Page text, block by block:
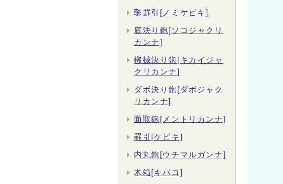
鑿罫引[ノミケビキ]
底決り鉋[ソコジャクリ
カンナ]
機械決り鉋[キカイジャ
クリカンナ]
ダボ決り鉋[ダボジャク
リカンナ]
面取鉋[メントリカンナ]
罫引[ケビキ]
内丸鉋[ウチマルガンナ]
木箱[キバコ]